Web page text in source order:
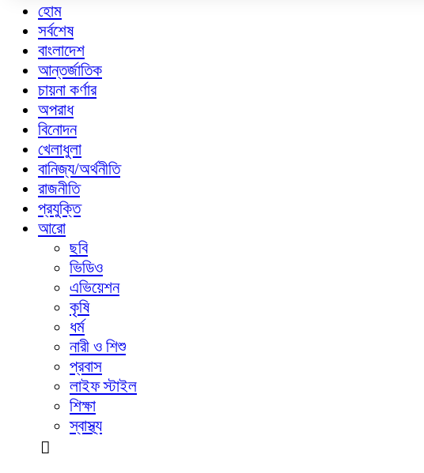
হোম
সর্বশেষ
বাংলাদেশ
আন্তর্জাতিক
চায়না কর্ণার
অপরাধ
বিনোদন
খেলাধুলা
বানিজ্য/অর্থনীতি
রাজনীতি
প্রযুক্তি
আরো
ছবি
ভিডিও
এভিয়েশন
কৃষি
ধর্ম
নারী ও শিশু
প্রবাস
লাইফ স্টাইল
শিক্ষা
স্বাস্থ্য